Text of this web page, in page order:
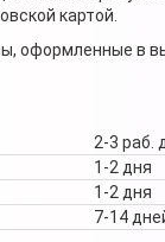
картой.
оформленные в
2-3 раб.
1-2 дня
1-2 дня
7-14